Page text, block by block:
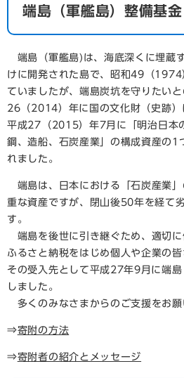
端島（軍艦島）整備基金
端島（軍艦島)は、海底深くに埋蔵
けに開発された島で、昭和49（1974
ていましたが、端島炭坑を守りたい
26（2014）年に国の文化財（史跡）
平成27（2015）年7月に「明治日本
鋼、造船、石炭産業」の構成資産の1
れました。
端島は、日本における「石炭産業
重な資産ですが、閉山後50年を経て
す。
端島を後世に引き継ぐため、適切に
ふるさと納税をはじめ個人や企業の
その受入先として平成27年9月に端
しました。
多くのみなさまからのご支援をお願
⇒寄附の方法
⇒寄附者の紹介とメッセージ